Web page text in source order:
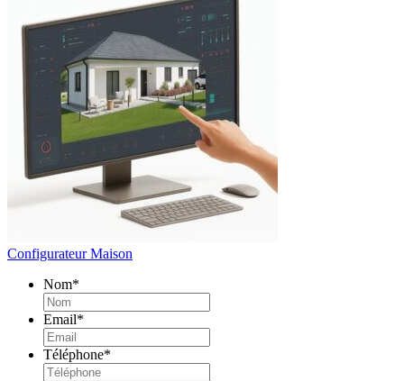
Configurateur Maison
Nom*
Email*
Téléphone*